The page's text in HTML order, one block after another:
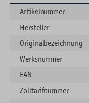
Artikelnummer
Hersteller
Originalbezeichnung
Werksnummer
EAN
Zolltarifnummer